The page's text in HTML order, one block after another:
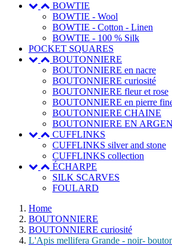
BOWTIE
BOWTIE - Wool
BOWTIE - Cotton - Linen
BOWTIE - 100 % Silk
POCKET SQUARES
BOUTONNIERE
BOUTONNIERE en nacre
BOUTONNIERE curiosité
BOUTONNIERE fleur et rose
BOUTONNIERE en pierre
BOUTONNIERE CHAINE
BOUTONNIERE EN
CUFFLINKS
CUFFLINKS silver and stone
CUFFLINKS collection
ÉCHARPE
SILK SCARVES
FOULARD
Home
BOUTONNIERE
BOUTONNIERE curiosité
L'Apis mellifera Grande - noir-